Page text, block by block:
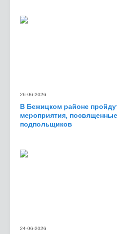
26-06-2026
В Бежицком районе
мероприятия,
подпольщиков
24-06-2026